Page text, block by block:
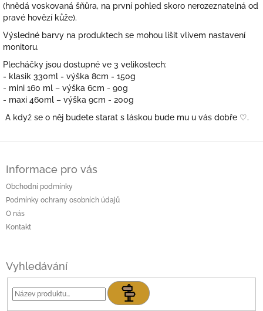
(hnědá voskovaná šňůra, na první pohled skoro nerozeznatelná od
pravé hovězí kůže).
Výsledné barvy na produktech se mohou lišit vlivem nastavení
monitoru.
Plecháčky jsou dostupné ve 3 velikostech:
- klasik 330ml - výška 8cm - 150g
- mini 160 ml – výška 6cm - 90g
- maxi 460ml – výška 9cm - 200g
A když se o něj budete starat s láskou bude mu u vás dobře ♡.
Informace pro vás
Obchodní podmínky
Podmínky ochrany osobních údajů
O nás
Kontakt
Vyhledávání
Hledat